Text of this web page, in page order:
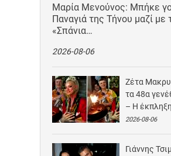
Μαρία Μενούνος: Μπήκε
Παναγιά της Τήνου μαζί με
«Σπάνια…
2026-08-06
Ζέτα
τα 48α
– Η
2026-08-06
Γιάννης